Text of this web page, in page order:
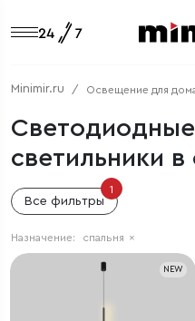
Minimir.ru Освещение для
светильники
Все фильтры
1
Назначение: спальня ×
NEW